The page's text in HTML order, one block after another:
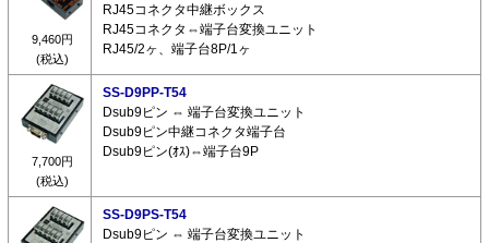
9,460円
(税込)
RJ45コネクタ中継ボックス
RJ45コネクタ⇔端子台変換ユニット
RJ45/2ヶ、端子台8P/1ヶ
7,700円
(税込)
SS-D9PP-T54
Dsub9ピン ⇔ 端子台変換ユニット
Dsub9ピン中継コネクタ端子台
Dsub9ピン(ｵｽ)⇔端子台9P
SS-D9PS-T54
Dsub9ピン ⇔ 端子台変換ユニット